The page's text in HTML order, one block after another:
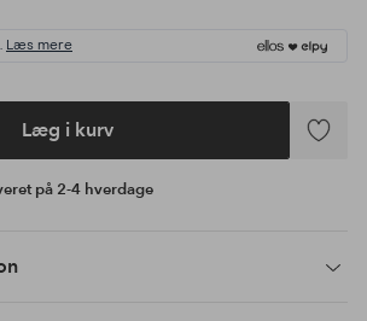
Læs mere
Læg i kurv
Tilføj
på 2-4 hverdage